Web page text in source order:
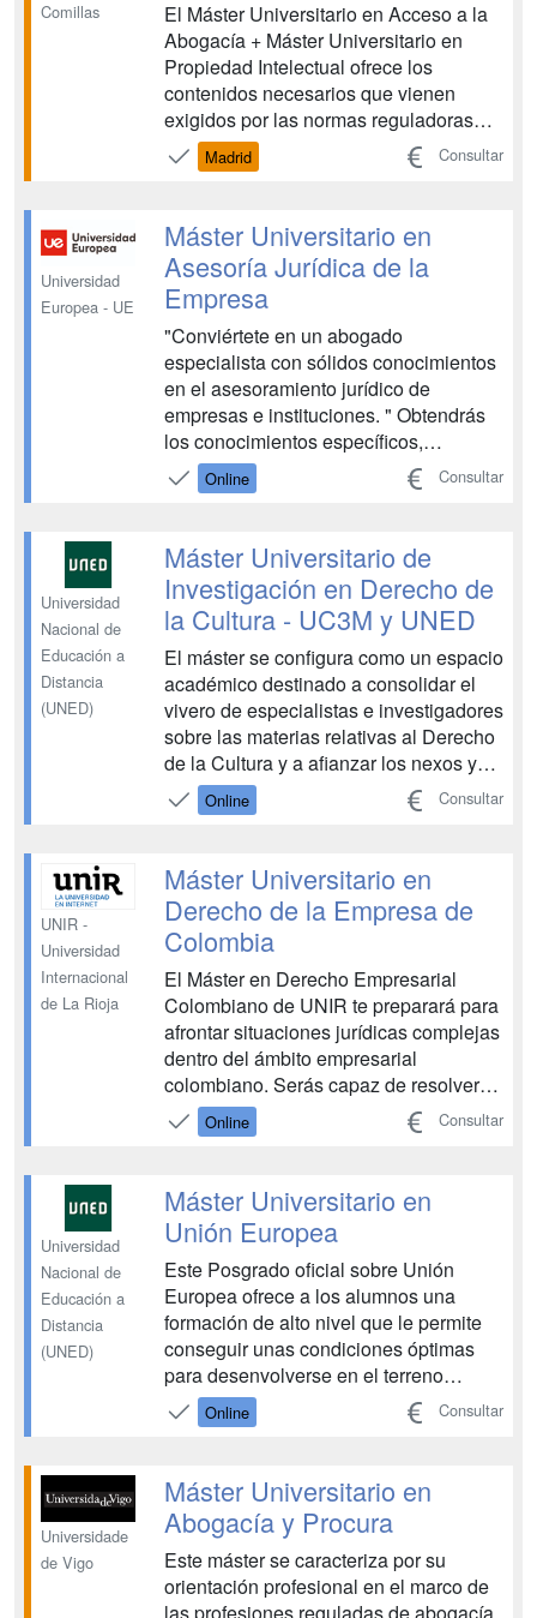
Comillas
El Máster Universitario en Acceso a la
Abogacía + Máster Universitario en
Propiedad Intelectual ofrece los
contenidos necesarios que vienen
exigidos por las normas reguladoras
del acceso a la abogacía para que los
Graduados en Derecho puedan ejercer
formación se completa con un segundo
programa de Máster Univers...
Madrid Consultar
Universidad
Europea - UE
Máster Universitario en
Asesoría Jurídica de la
Empresa
"Conviértete en un abogado
especialista con sólidos conocimientos
en el asesoramiento jurídico de
empresas e instituciones. " Obtendrás
los conocimientos específicos,
competencias y habilidades a través de
prácticas externas y resolución de
conocer la actualidad jurídica de las
corporaciones y compañías, junto co...
Online Consultar
Universidad
Nacional de
Educación a
Distancia
(UNED)
Máster Universitario de
Investigación en Derecho de
la Cultura - UC3M y UNED
El máster se configura como un espacio
académico destinado a consolidar el
vivero de especialistas e investigadores
sobre las materias relativas al Derecho
de la Cultura y a afianzar los nexos y
los vínculos de una comunidad
científica cada vez más amplia. En este
de calidad y exploradora de nuevos
enfoques ...
Online Consultar
UNIR -
Universidad
Internacional
de La Rioja
Máster Universitario en
Derecho de la Empresa de
Colombia
El Máster en Derecho Empresarial
Colombiano de UNIR te preparará para
afrontar situaciones jurídicas complejas
dentro del ámbito empresarial
colombiano. Serás capaz de resolver
problemas legales a los que se enfrenta
una compañía a través de soluciones
competencias en materia de derecho
civil, mercantil, in...
Online Consultar
Universidad
Nacional de
Educación a
Distancia
(UNED)
Máster Universitario en
Unión Europea
Este Posgrado oficial sobre Unión
Europea ofrece a los alumnos una
formación de alto nivel que le permite
conseguir unas condiciones óptimas
para desenvolverse en el terreno
profesional y académico. Se pretende
dotar al alumno de una formación de
óptimas para trabajar en el terreno
profesional o académico. ...
Online Consultar
Universidade
de Vigo
Máster Universitario en
Abogacía y Procura
Este máster se caracteriza por su
orientación profesional en el marco de